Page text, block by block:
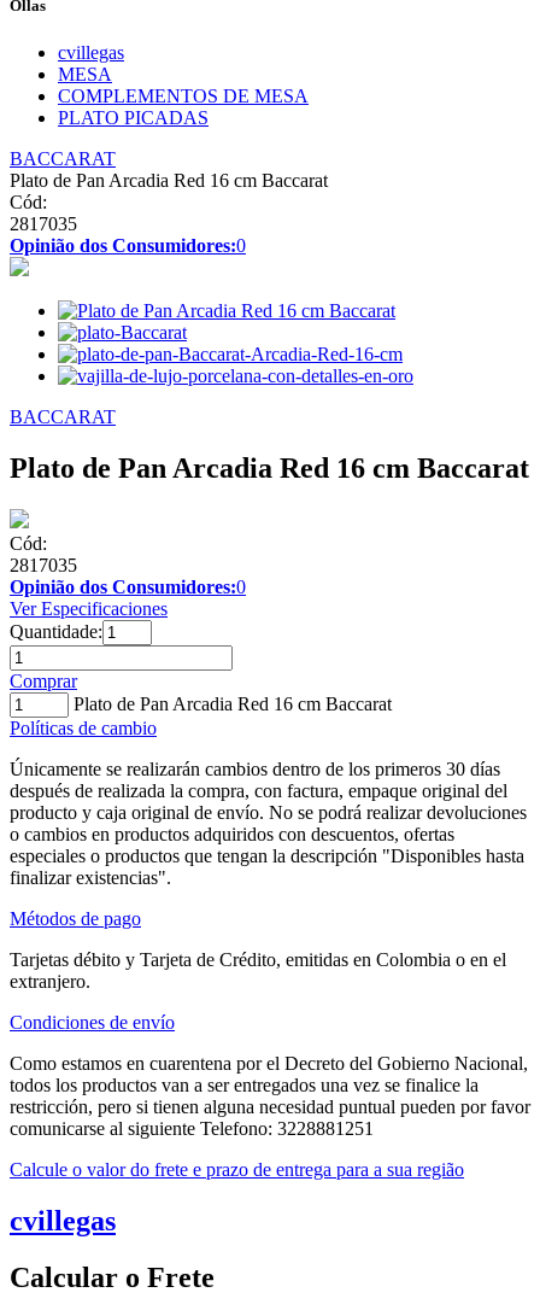
Ollas
cvillegas
MESA
COMPLEMENTOS DE MESA
PLATO PICADAS
BACCARAT
Plato de Pan Arcadia Red 16 cm Baccarat
Cód:
2817035
Opinião dos Consumidores:0
BACCARAT
Plato de Pan Arcadia Red 16 cm Baccarat
Cód:
2817035
Opinião dos Consumidores:0
Ver Especificaciones
Quantidade:
Comprar
Plato de Pan Arcadia Red 16 cm Baccarat
Políticas de cambio
Únicamente se realizarán cambios dentro de los primeros 30 días
después de realizada la compra, con factura, empaque original del
producto y caja original de envío. No se podrá realizar devoluciones
o cambios en productos adquiridos con descuentos, ofertas
especiales o productos que tengan la descripción "Disponibles hasta
finalizar existencias".
Métodos de pago
Tarjetas débito y Tarjeta de Crédito, emitidas en Colombia o en el
extranjero.
Condiciones de envío
Como estamos en cuarentena por el Decreto del Gobierno Nacional,
todos los productos van a ser entregados una vez se finalice la
restricción, pero si tienen alguna necesidad puntual pueden por favor
comunicarse al siguiente Telefono: 3228881251
Calcule o valor do frete e prazo de entrega para a sua região
cvillegas
Calcular o Frete